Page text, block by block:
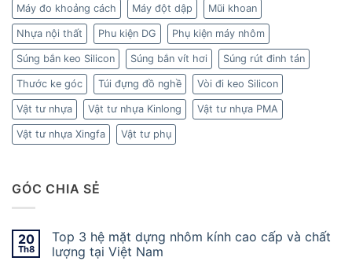
Máy đo khoảng cách Máy đột dập Mũi khoan
Nhựa nội thất Phu kiện DG Phụ kiện máy nhôm
Súng bắn keo Silicon Súng bắn vít hơi Súng rút đinh tán
Thước ke góc Túi đựng đồ nghề Vòi đi keo Silicon
Vật tư nhựa Vật tư nhựa Kinlong Vật tư nhựa PMA
Vật tư nhựa Xingfa Vật tư phụ
GÓC CHIA SẺ
20
Th8
Top 3 hệ mặt dựng nhôm kính cao cấp và chất
lượng tại Việt Nam